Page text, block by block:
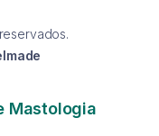
Mastologia